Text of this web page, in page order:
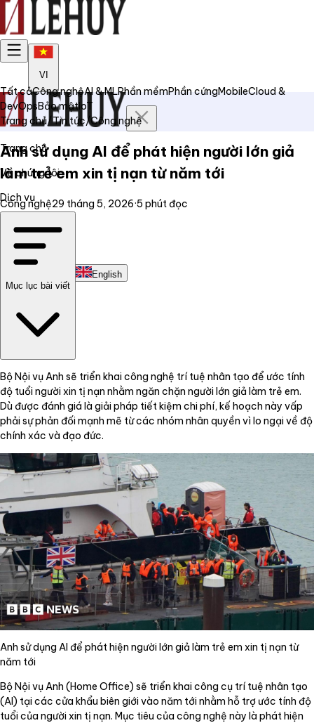
VI
Trang chủ
Về chúng tôi
Dịch vụ
Liên hệ
English
Tất cảCông nghệAI & MLPhần mềmPhần cứngMobileCloud &
DevOpsBảo mậtIoT
Trang chủ/Tin tức/Công nghệ
Anh sử dụng AI để phát hiện người lớn giả
làm trẻ em xin tị nạn từ năm tới
Công nghệ29 tháng 5, 2026·5 phút đọc
Mục lục bài viết
Bộ Nội vụ Anh sẽ triển khai công nghệ trí tuệ nhân tạo để ước tính
độ tuổi người xin tị nạn nhằm ngăn chặn người lớn giả làm trẻ em.
Dù được đánh giá là giải pháp tiết kiệm chi phí, kế hoạch này vấp
phải sự phản đối mạnh mẽ từ các nhóm nhân quyền vì lo ngại về độ
chính xác và đạo đức.
Anh sử dụng AI để phát hiện người lớn giả làm trẻ em xin tị nạn từ
năm tới
Bộ Nội vụ Anh (Home Office) sẽ triển khai công cụ trí tuệ nhân tạo
(AI) tại các cửa khẩu biên giới vào năm tới nhằm hỗ trợ ước tính độ
tuổi của người xin tị nạn. Mục tiêu của công nghệ này là phát hiện